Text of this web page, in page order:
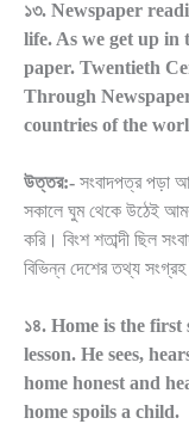
১৩. Newspaper
life. As we get up
paper. Twentieth
Through
countries of the
উত্তর:- সংবাদপত্র পড়া
সকালে ঘুম থেকে উঠেই
করি। বিংশ শতাব্দী ছিল
বিভিন্ন দেশের তথ্য সংগ্রহ
১৪. Home is the
lesson. He sees,
home honest and
home spoils a child.